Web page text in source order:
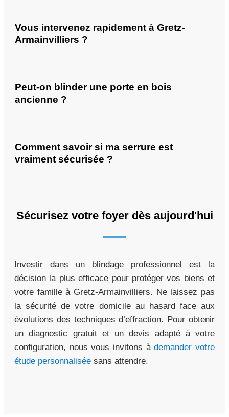
Vous intervenez rapidement à Gretz-
Armainvilliers ?
Peut-on blinder une porte en bois
ancienne ?
Comment savoir si ma serrure est
vraiment sécurisée ?
Sécurisez votre foyer dès aujourd'hui
Investir dans un blindage professionnel est la
décision la plus efficace pour protéger vos biens et
votre famille à Gretz-Armainvilliers. Ne laissez pas
la sécurité de votre domicile au hasard face aux
évolutions des techniques d’effraction. Pour obtenir
un diagnostic gratuit et un devis adapté à votre
configuration, nous vous invitons àdemander votre
étude personnalisée sans attendre.